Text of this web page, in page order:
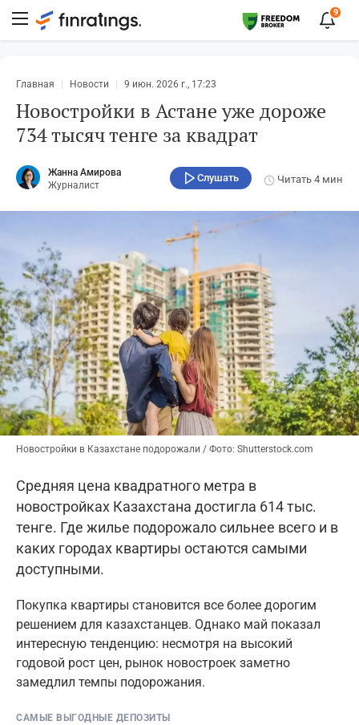
9
Главная Новости 9 июн. 2026 г., 17:23
Новостройки в Астане уже дороже
734 тысяч тенге за квадрат
Жанна Амирова
Журналист
Слушать Читать 4 мин
Новостройки в Казахстане подорожали / Фото: Shutterstock.com
Средняя цена квадратного метра в
новостройках Казахстана достигла 614 тыс.
тенге. Где жилье подорожало сильнее всего и в
каких городах квартиры остаются самыми
доступными.
Покупка квартиры становится все более дорогим
решением для казахстанцев. Однако май показал
интересную тенденцию: несмотря на высокий
годовой рост цен, рынок новостроек заметно
замедлил темпы подорожания.
САМЫЕ ВЫГОДНЫЕ ДЕПОЗИТЫ